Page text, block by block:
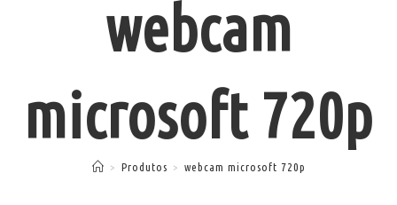
webcam
microsoft 720p
> Produtos > webcam microsoft 720p